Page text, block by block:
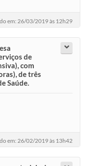
em: 26/03/2019 às 12h29
de
com
de três
Saúde.
em: 26/02/2019 às 13h42